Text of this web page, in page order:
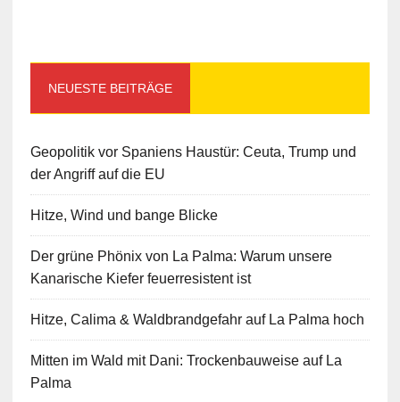
NEUESTE BEITRÄGE
Geopolitik vor Spaniens Haustür: Ceuta, Trump und
der Angriff auf die EU
Hitze, Wind und bange Blicke
Der grüne Phönix von La Palma: Warum unsere
Kanarische Kiefer feuerresistent ist
Hitze, Calima & Waldbrandgefahr auf La Palma hoch
Mitten im Wald mit Dani: Trockenbauweise auf La
Palma